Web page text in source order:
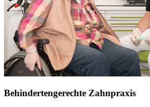
Behindertengerechte Zahnpraxis